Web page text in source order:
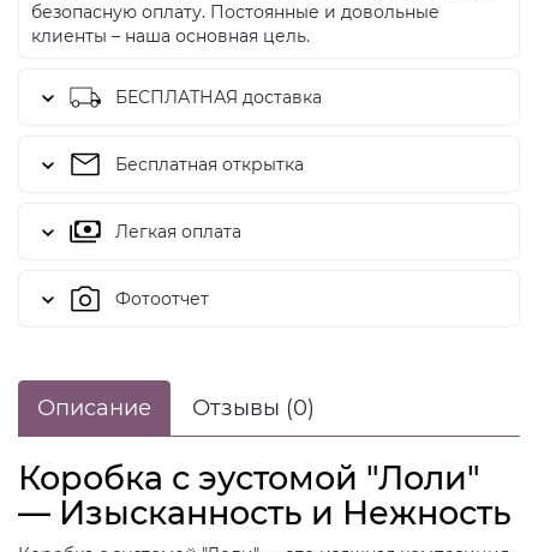
безопасную оплату. Постоянные и довольные
клиенты – наша основная цель.
БЕСПЛАТНАЯ доставка
Бесплатная открытка
Легкая оплата
Фотоотчет
Описание Отзывы (0)
Коробка с эустомой "Лоли"
— Изысканность и Нежность